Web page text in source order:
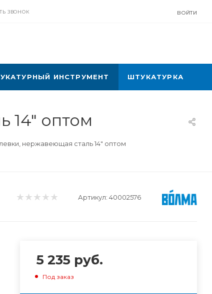
ЗВОНОК ВОЙТИ
ИНСТРУМЕНТ ШТУКАТУРКА
14" оптом
нержавеющая сталь 14" оптом
Артикул: 40002576
5 235 руб.
Под заказ